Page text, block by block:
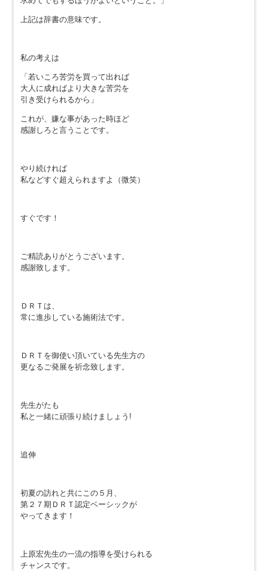
上記は辞書の意味です。
私の考えは
「若いころ苦労を買って出れば
大人に成ればより大きな苦労を
引き受けられるから」
これが、嫌な事があった時ほど
感謝しろと言うことです。
やり続ければ
私などすぐ超えられますよ（微笑）
すぐです！
ご精読ありがとうございます。
感謝致します。
ＤＲＴは、
常に進歩している施術法です。
ＤＲＴを御使い頂いている先生方の
更なるご発展を祈念致します。
先生がたも
私と一緒に頑張り続けましょう!
追伸
初夏の訪れと共にこの５月、
第２７期ＤＲＴ認定ベーシックが
やってきます！
上原宏先生の一流の指導を受けられる
チャンスです。